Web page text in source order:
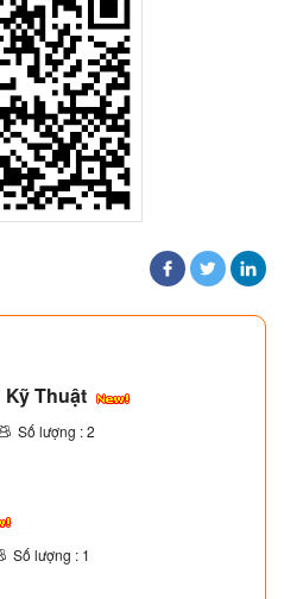
Kỹ Thuật
Số lượng : 2
Số lượng : 1